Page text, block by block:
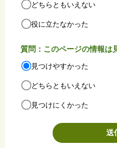
どちらともいえない
役に立たなかった
質問：このページの情報は
見つけやすかった
どちらともいえない
見つけにくかった